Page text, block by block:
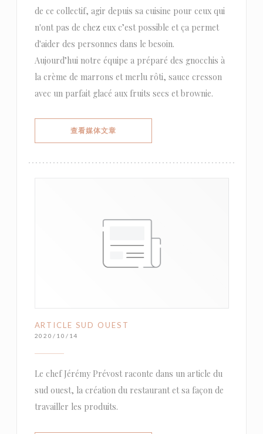
de ce collectif, agir depuis sa cuisine pour ceux qui
n'ont pas de chez eux c’est possible et ça permet
d'aider des personnes dans le besoin.
Aujourd’hui notre équipe a préparé des gnocchis à
la crème de marrons et merlu rôti, sauce cresson
avec un parfait glacé aux fruits secs et brownie.
查看媒体文章((在新窗口中打开))
ARTICLE SUD OUEST
2020/10/14
Le chef Jérémy Prévost raconte dans un article du
sud ouest, la création du restaurant et sa façon de
travailler les produits.